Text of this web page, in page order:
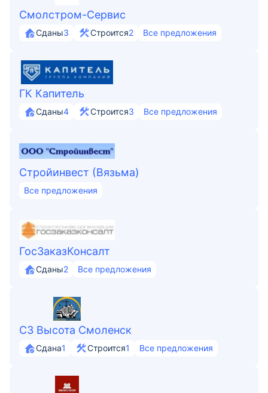
Смолстром-Сервис
Сданы3 Строится2 Все предложения
ГК Капитель
Сданы4 Строится3 Все предложения
Стройинвест (Вязьма)
Все предложения
ГосЗаказКонсалт
Сданы2 Все предложения
СЗ Высота Смоленск
Сдана1 Строится1 Все предложения